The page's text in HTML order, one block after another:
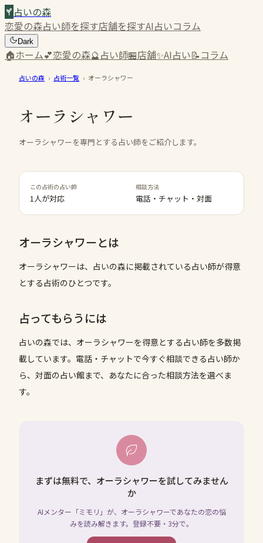
占いの森
恋愛の森占い師を探す店舗を探すAI占いコラム
Dark
🏠ホーム💕恋愛の森🔮占い師🏪店舗✨AI占い📝コラム
占いの森 › 占術一覧 › オーラシャワー
オーラシャワー
オーラシャワーを専門とする占い師をご紹介します。
この占術の占い師
1人が対応
相談方法
電話・チャット・対面
オーラシャワーとは
オーラシャワーは、占いの森に掲載されている占い師が得意
とする占術のひとつです。
占ってもらうには
占いの森では、 オーラシャワーを得意とする占い師を多数掲
載しています。電話・チャットで今すぐ相談できる占い師か
ら、対面の占い館まで、あなたに合った相談方法を選べま
す。
まずは無料で、オーラシャワーを試してみません
か
AIメンター「ミモリ」が、オーラシャワーであなたの恋の悩
みを読み解きます。登録不要・3分で。